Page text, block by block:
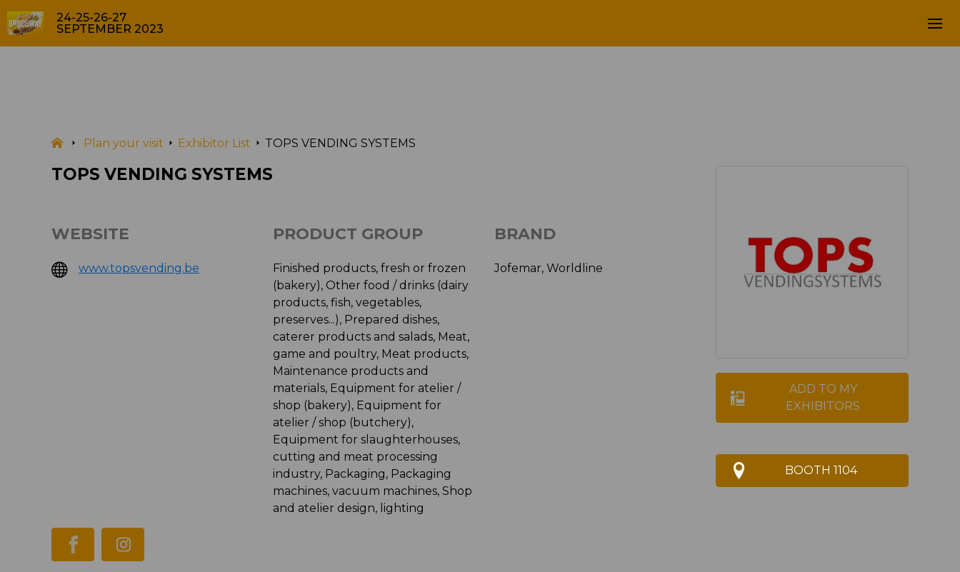
24-25-26-27
SEPTEMBER 2023
Plan your visit Exhibitor List TOPS VENDING SYSTEMS
TOPS VENDING SYSTEMS
ADD TO MY
EXHIBITORS
BOOTH 1104
WEBSITE
www.topsvending.be
PRODUCT GROUP
Finished products, fresh or frozen
(bakery), Other food / drinks (dairy
products, fish, vegetables,
preserves...), Prepared dishes,
caterer products and salads, Meat,
game and poultry, Meat products,
Maintenance products and
materials, Equipment for atelier /
shop (bakery), Equipment for
atelier / shop (butchery),
Equipment for slaughterhouses,
cutting and meat processing
industry, Packaging, Packaging
machines, vacuum machines, Shop
and atelier design, lighting
BRAND
Jofemar, Worldline